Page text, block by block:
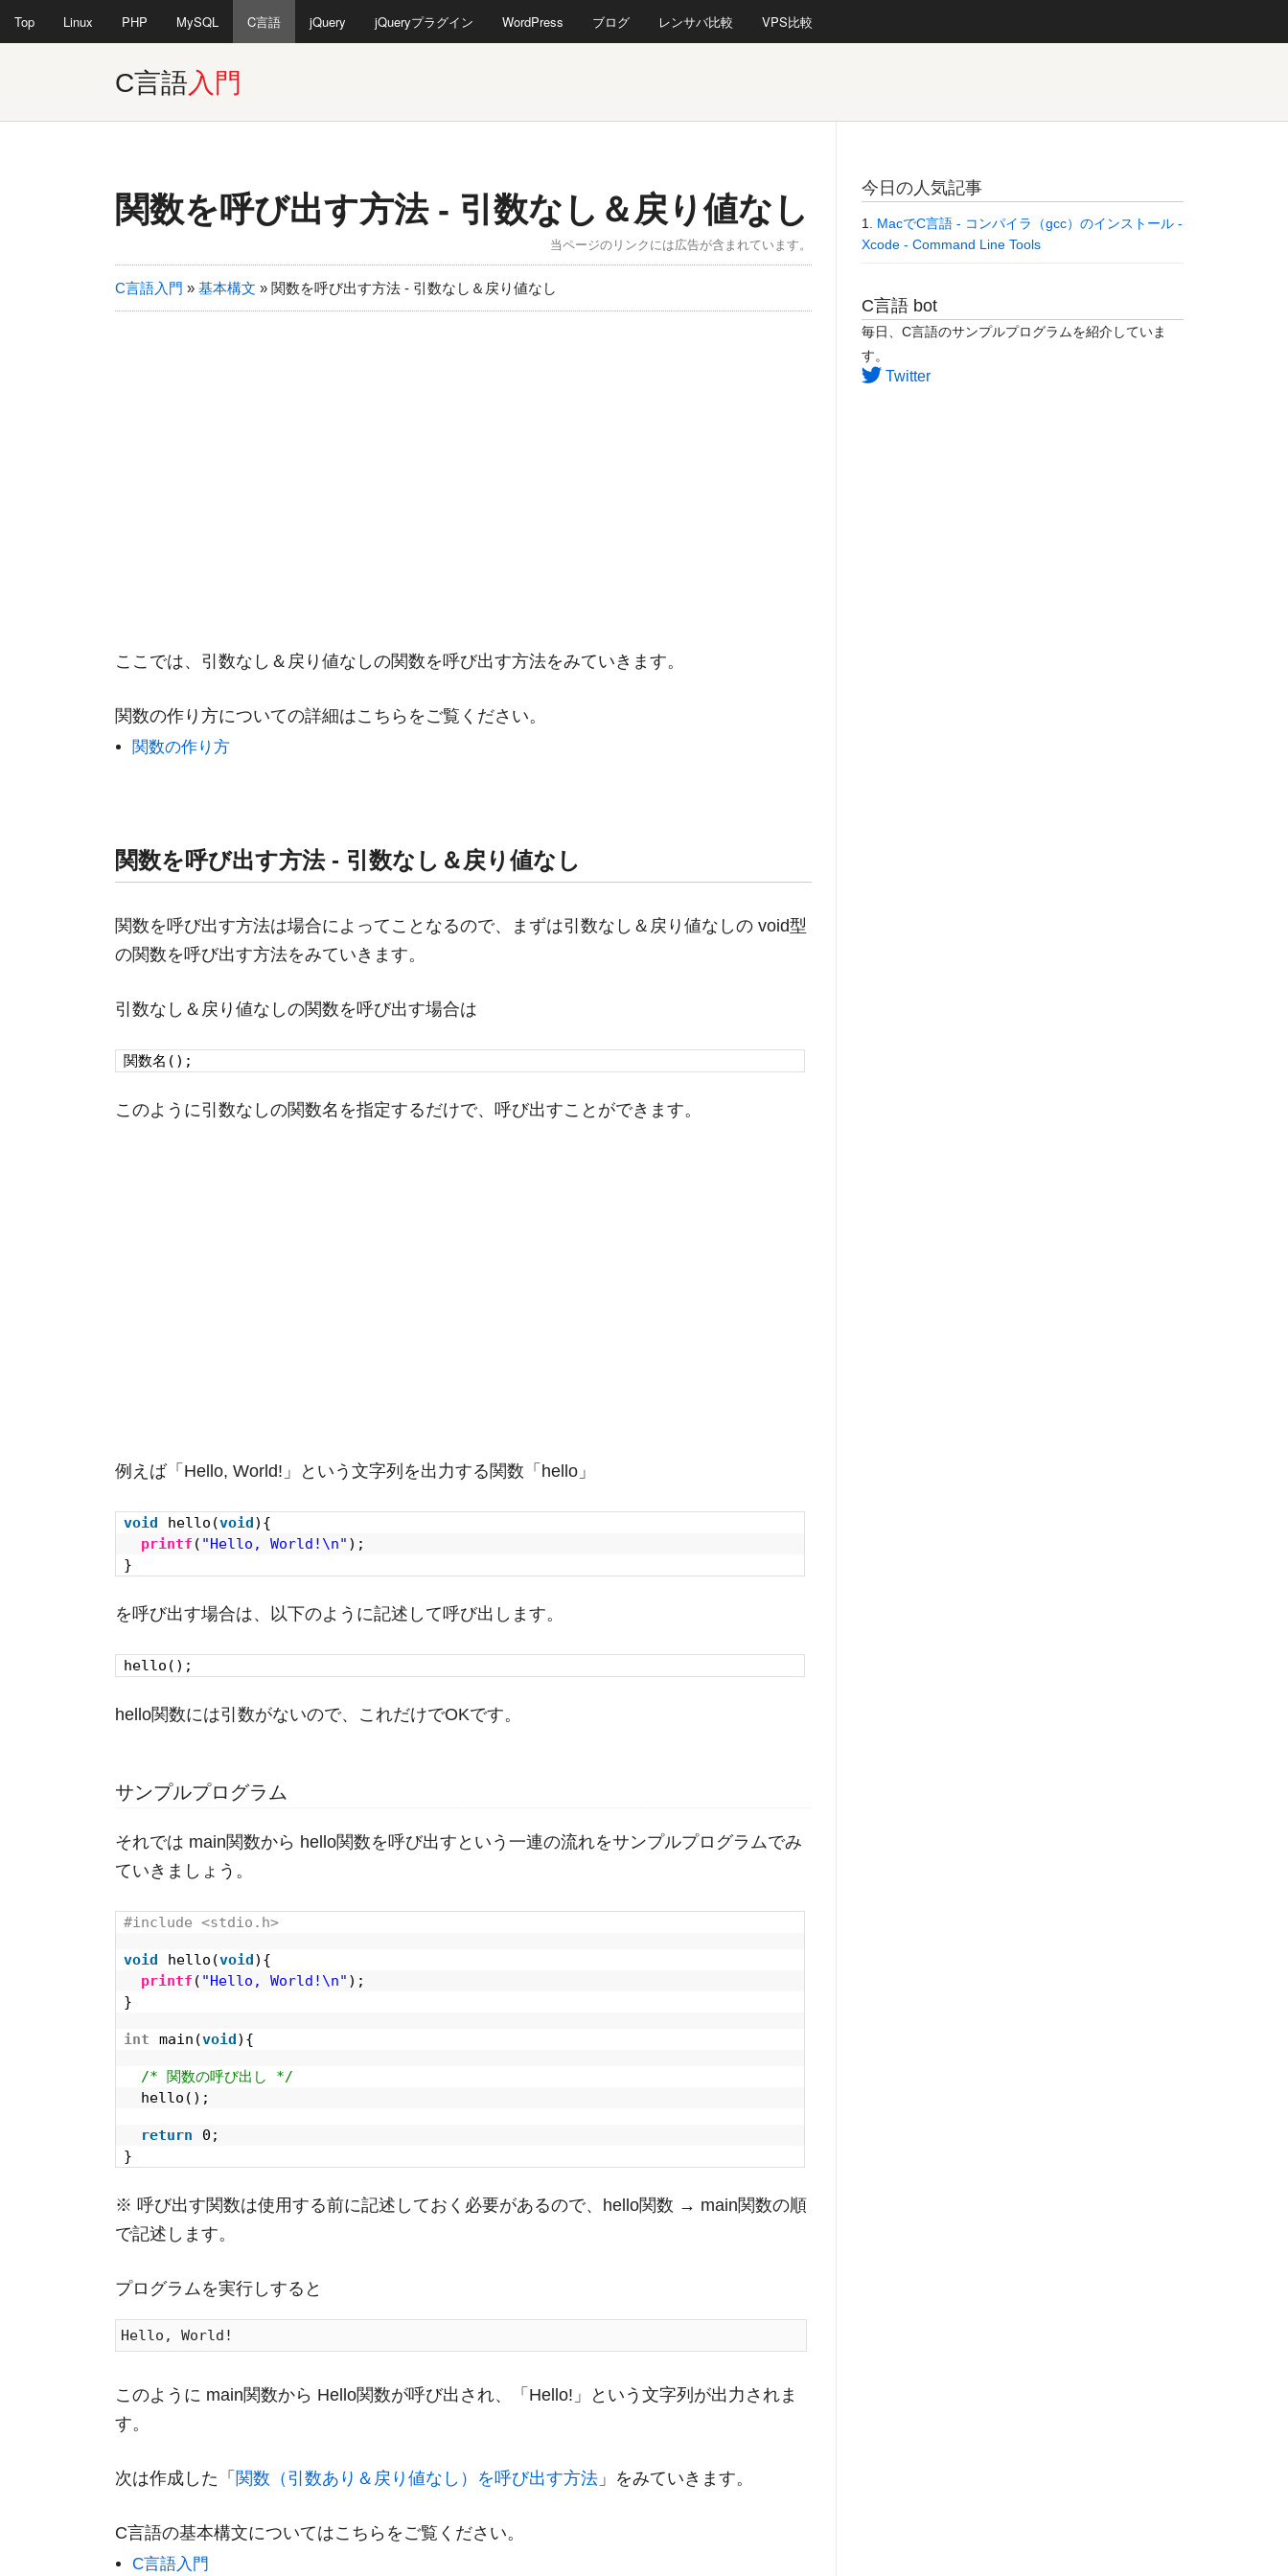
Top Linux PHP MySQL C言語 jQuery jQueryプラグイン WordPress ブログ レンサバ比較 VPS比較
C言語入門
関数を呼び出す方法 - 引数なし＆戻り値なし
当ページのリンクには広告が含まれています。
C言語入門 » 基本構文 » 関数を呼び出す方法 - 引数なし＆戻り値なし
ここでは、引数なし＆戻り値なしの関数を呼び出す方法をみていきます。
関数の作り方についての詳細はこちらをご覧ください。
関数の作り方
関数を呼び出す方法 - 引数なし＆戻り値なし
関数を呼び出す方法は場合によってことなるので、まずは引数なし＆戻り値なしの void型
の関数を呼び出す方法をみていきます。
引数なし＆戻り値なしの関数を呼び出す場合は
関数名();
このように引数なしの関数名を指定するだけで、呼び出すことができます。
例えば「Hello, World!」という文字列を出力する関数「hello」
void hello(void){
printf ( "Hello, World!\n" );
}
を呼び出す場合は、以下のように記述して呼び出します。
hello();
hello関数には引数がないので、これだけでOKです。
サンプルプログラム
それでは main関数から hello関数を呼び出すという一連の流れをサンプルプログラムでみ
ていきましょう。
#include <stdio.h>
void hello(void){
printf ( "Hello, World!\n" );
}
int main(void){
/* 関数の呼び出し */
hello();
return
0;
}
※ 呼び出す関数は使用する前に記述しておく必要があるので、hello関数 → main関数の順
で記述します。
プログラムを実行しすると
このように main関数から Hello関数が呼び出され、「Hello!」という文字列が出力されま
す。
次は作成した「 関数（引数あり＆戻り値なし）を呼び出す方法」をみていきます。
C言語の基本構文についてはこちらをご覧ください。
C言語入門
今日の人気記事
MacでC言語 - コンパイラ（gcc）のインストール -
Xcode - Command Line Tools
C言語 bot
毎日、C言語のサンプルプログラムを紹介していま
す。
Twitter